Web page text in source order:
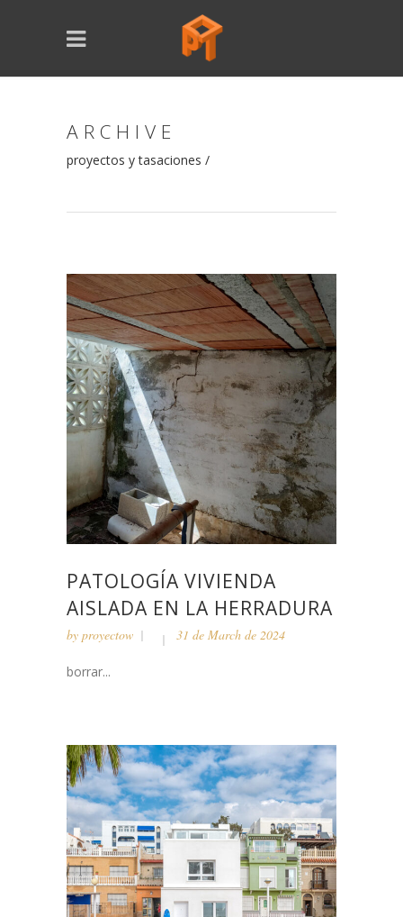
ARCHIVE
proyectos y tasaciones /
PATOLOGÍA VIVIENDA
AISLADA EN LA HERRADURA
by proyectow 31 de March de 2024
borrar...